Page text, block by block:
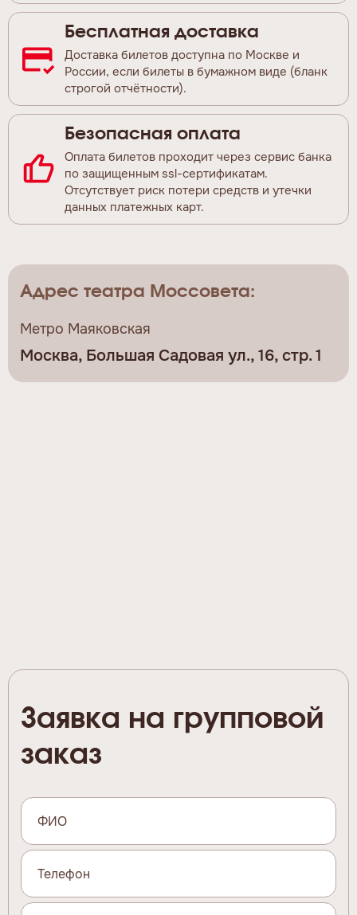
Бесплатная доставка
Доставка билетов доступна по Москве и
России, если билеты в бумажном виде (бланк
строгой отчётности).
Безопасная оплата
Оплата билетов проходит через сервис банка
по защищенным ssl-сертификатам.
Отсутствует риск потери средств и утечки
данных платежных карт.
Адрес театра Моссовета:
Метро Маяковская
Москва, Большая Садовая ул., 16, стр. 1
Заявка на групповой
заказ